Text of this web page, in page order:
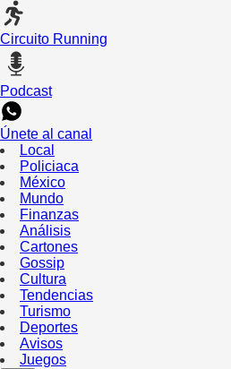
Circuito Running
Podcast
Únete al canal
Local
Policiaca
México
Mundo
Finanzas
Análisis
Cartones
Gossip
Cultura
Tendencias
Turismo
Deportes
Avisos
Juegos